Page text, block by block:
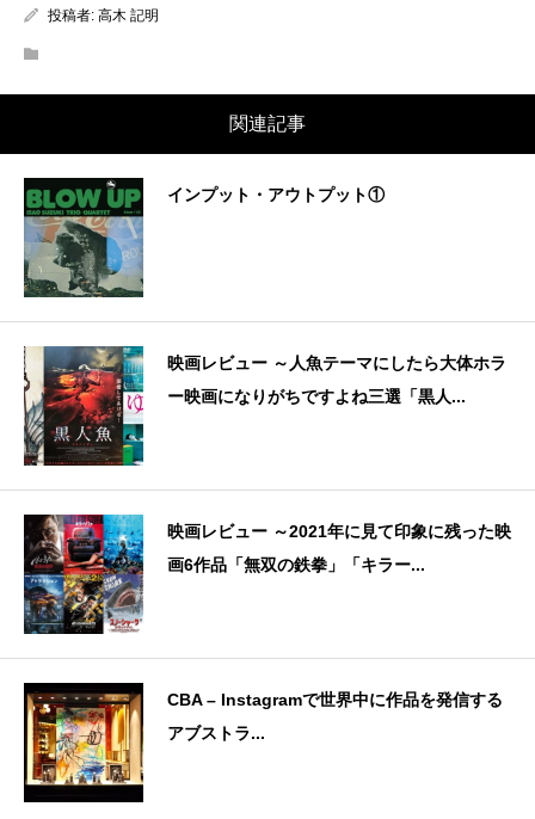
投稿者: 高木 記明
関連記事
インプット・アウトプット①
映画レビュー ～人魚テーマにしたら大体ホラ
ー映画になりがちですよね三選「黒人...
映画レビュー ～2021年に見て印象に残った映
画6作品「無双の鉄拳」「キラー...
CBA – Instagramで世界中に作品を発信する
アブストラ...